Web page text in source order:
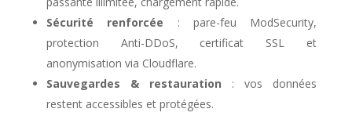
Sécurité renforcée : pare-feu ModSecurity,
protection Anti-DDoS, certificat SSL et
anonymisation via Cloudflare.
Sauvegardes & restauration : vos données
restent accessibles et protégées.